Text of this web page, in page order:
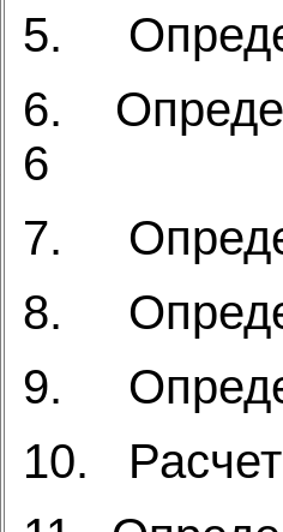
5.
6.
6
7.
8.
9.
10. Расчет